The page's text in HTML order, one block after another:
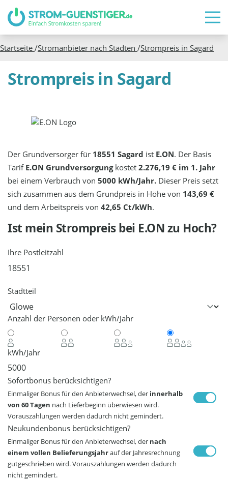
Startseite /Stromanbieter nach Städten /Strompreis in Sagard
Strompreis in Sagard
Der Grundversorger für 18551 Sagard ist E.ON. Der Basis
Tarif E.ON Grundversorgungkostet2.276,19 € im 1. Jahr
bei einem Verbrauch von5000 kWh/Jahr. Dieser Preis setzt
sich zusammen aus dem Grundpreis in Höhe von 143,69 €
und dem Arbeitspreis von42,65 Ct/kWh.
Ist mein Strompreis bei E.ONzu Hoch?
Ihre Postleitzahl
Stadtteil
Anzahl der Personen oder kWh/Jahr
kWh/Jahr
Sofortbonus berücksichtigen?
Einmaliger Bonus für den Anbieterwechsel, der innerhalb
von 60 Tagen nach Lieferbeginn überwiesen wird.
Vorauszahlungen werden dadurch nicht gemindert.
Neukundenbonus berücksichtigen?
Einmaliger Bonus für den Anbieterwechsel, der nach
einem vollen Belieferungsjahrauf der Jahresrechnung
gutgeschrieben wird. Vorauszahlungen werden dadurch
nicht gemindert.